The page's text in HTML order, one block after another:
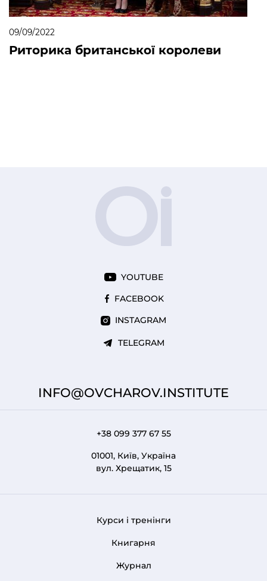
09/09/2022
Риторика британської королеви
YOUTUBE
FACEBOOK
INSTAGRAM
TELEGRAM
INFO@OVCHAROV.INSTITUTE
+38 099 377 67 55
01001, Київ, Україна
вул. Хрещатик, 15
Курси і тренінги
Книгарня
Журнал